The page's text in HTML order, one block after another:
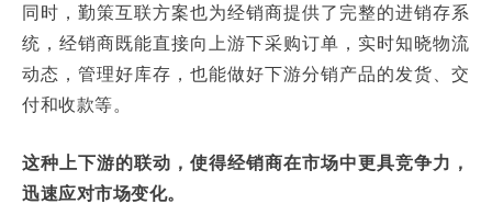
同时，勤策互联方案也为经销商提供了完整的进销存系
统，经销商既能直接向上游下采购订单，实时知晓物流
动态，管理好库存，也能做好下游分销产品的发货、交
付和收款等。
这种上下游的联动，使得经销商在市场中更具竞争力，
迅速应对市场变化。